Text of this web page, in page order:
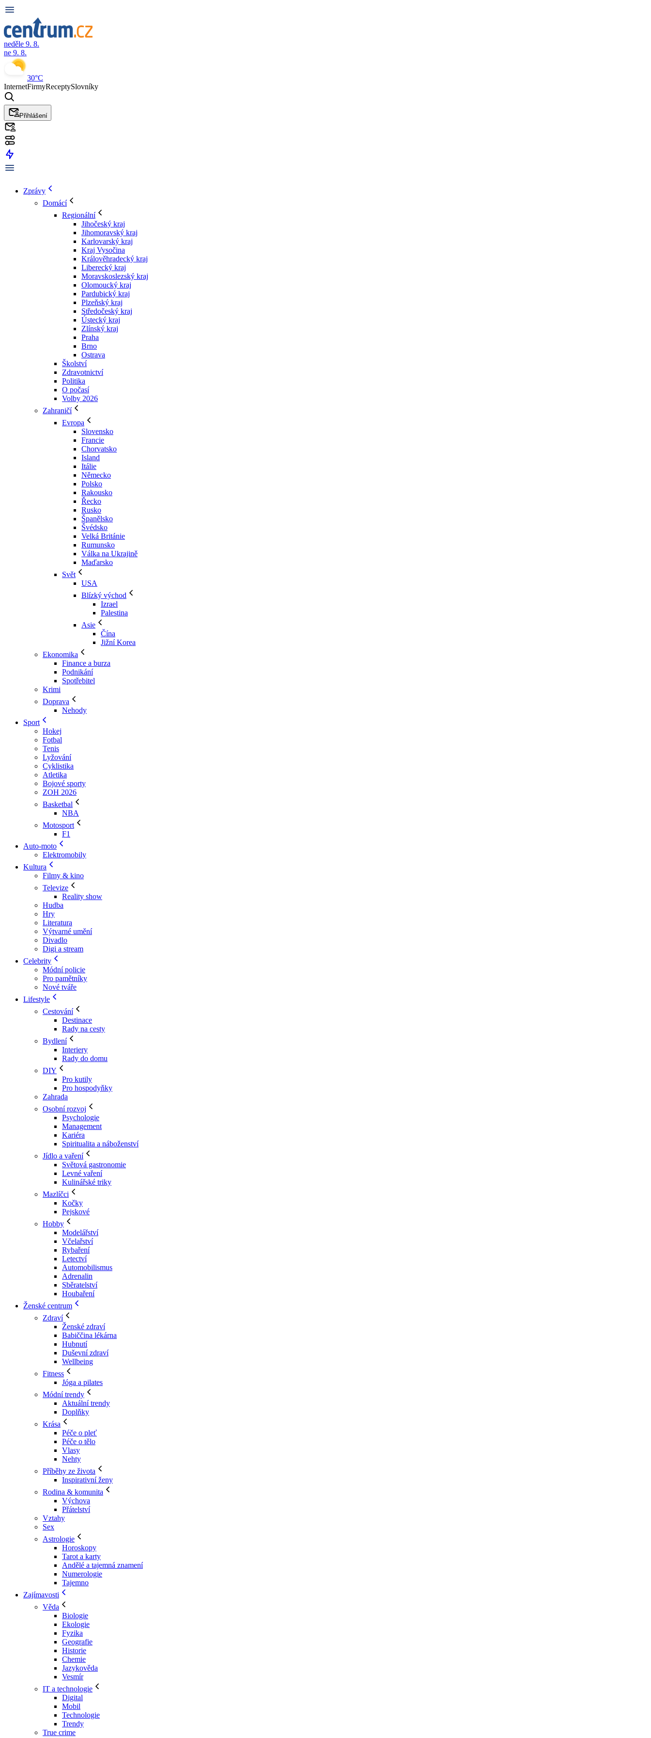
neděle 9. 8.
ne 9. 8.
30°C
InternetFirmyReceptySlovníky
Přihlášení
Zprávy
Domácí
Regionální
Jihočeský kraj
Jihomoravský kraj
Karlovarský kraj
Kraj Vysočina
Králověhradecký kraj
Liberecký kraj
Moravskoslezský kraj
Olomoucký kraj
Pardubický kraj
Plzeňský kraj
Středočeský kraj
Ústecký kraj
Zlínský kraj
Praha
Brno
Ostrava
Školství
Zdravotnictví
Politika
O počasí
Volby 2026
Zahraničí
Evropa
Slovensko
Francie
Chorvatsko
Island
Itálie
Německo
Polsko
Rakousko
Řecko
Rusko
Španělsko
Švédsko
Velká Británie
Rumunsko
Válka na Ukrajině
Maďarsko
Svět
USA
Blízký východ
Izrael
Palestina
Asie
Čína
Jižní Korea
Ekonomika
Finance a burza
Podnikání
Spotřebitel
Krimi
Doprava
Nehody
Sport
Hokej
Fotbal
Tenis
Lyžování
Cyklistika
Atletika
Bojové sporty
ZOH 2026
Basketbal
NBA
Motosport
F1
Auto-moto
Elektromobily
Kultura
Filmy & kino
Televize
Reality show
Hudba
Hry
Literatura
Výtvarné umění
Divadlo
Digi a stream
Celebrity
Módní policie
Pro pamětníky
Nové tváře
Lifestyle
Cestování
Destinace
Rady na cesty
Bydlení
Interiery
Rady do domu
DIY
Pro kutily
Pro hospodyňky
Zahrada
Osobní rozvoj
Psychologie
Management
Kariéra
Spiritualita a náboženství
Jídlo a vaření
Světová gastronomie
Levné vaření
Kulinářské triky
Mazlíčci
Kočky
Pejskové
Hobby
Modelářství
Včelařství
Rybaření
Letectví
Automobilismus
Adrenalin
Sběratelství
Houbaření
Ženské centrum
Zdraví
Ženské zdraví
Babiččina lékárna
Hubnutí
Duševní zdraví
Wellbeing
Fitness
Jóga a pilates
Módní trendy
Aktuální trendy
Doplňky
Krása
Péče o pleť
Péče o tělo
Vlasy
Nehty
Příběhy ze života
Inspirativní ženy
Rodina & komunita
Výchova
Přátelství
Vztahy
Sex
Astrologie
Horoskopy
Tarot a karty
Andělé a tajemná znamení
Numerologie
Tajemno
Zajímavosti
Věda
Biologie
Ekologie
Fyzika
Geografie
Historie
Chemie
Jazykověda
Vesmír
IT a technologie
Digital
Mobil
Technologie
Trendy
True crime